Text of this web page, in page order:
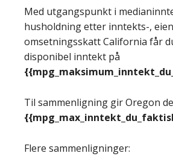
Med utgangspunkt i
husholdning etter inntekts-,
omsetningsskatt California får
disponibel inntekt på
Til sammenligning gir Oregon
Flere sammenligninger: